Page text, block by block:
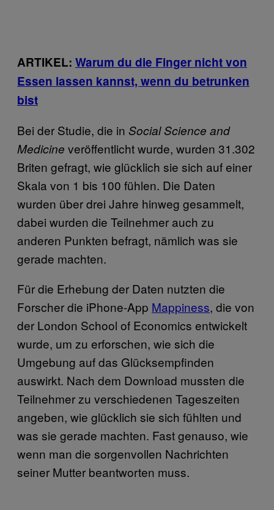
ARTIKEL: Warum du die Finger nicht von
Essen lassen kannst, wenn du betrunken
bist
Bei der Studie, die in Social Science and
Medicine veröffentlicht wurde, wurden 31.302
Briten gefragt, wie glücklich sie sich auf einer
Skala von 1 bis 100 fühlen. Die Daten
wurden über drei Jahre hinweg gesammelt,
dabei wurden die Teilnehmer auch zu
anderen Punkten befragt, nämlich was sie
gerade machten.
Für die Erhebung der Daten nutzten die
Forscher die iPhone-App Mappiness, die von
der London School of Economics entwickelt
wurde, um zu erforschen, wie sich die
Umgebung auf das Glücksempfinden
auswirkt. Nach dem Download mussten die
Teilnehmer zu verschiedenen Tageszeiten
angeben, wie glücklich sie sich fühlten und
was sie gerade machten. Fast genauso, wie
wenn man die sorgenvollen Nachrichten
seiner Mutter beantworten muss.